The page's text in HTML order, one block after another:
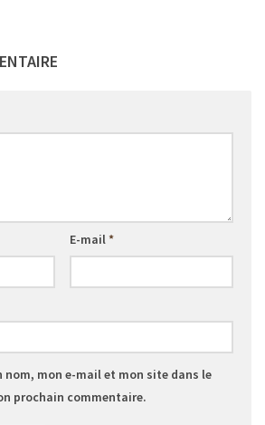
E-mail*
nom, mon e-mail et mon site dans le
prochain commentaire.